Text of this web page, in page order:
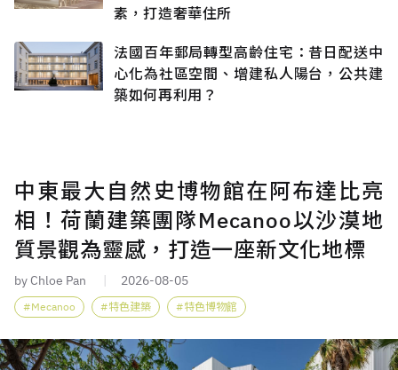
素，打造奢華住所
法國百年郵局轉型高齡住宅：昔日配送中
心化為社區空間、增建私人陽台，公共建
築如何再利用？
中東最大自然史博物館在阿布達比亮
相！荷蘭建築團隊Mecanoo以沙漠地
質景觀為靈感，打造一座新文化地標
by Chloe Pan 2026-08-05
Mecanoo 特色建築 特色博物館